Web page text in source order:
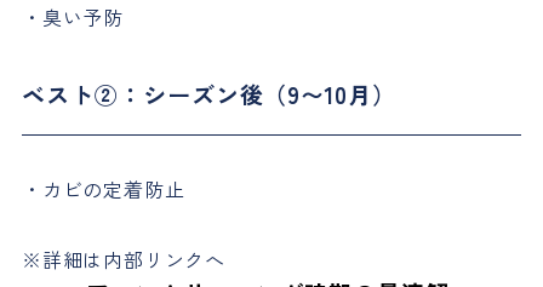
・臭い予防
ベスト②：シーズン後（9〜10月）
・カビの定着防止
※詳細は内部リンクへ